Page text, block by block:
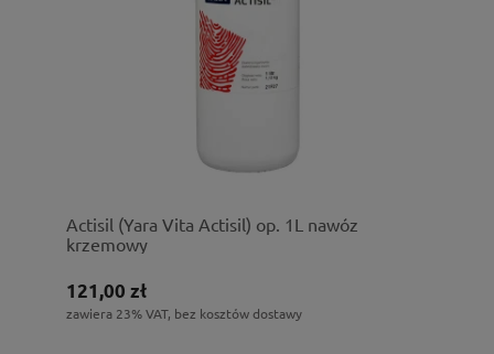
Actisil (Yara Vita Actisil) op. 1L nawóz
krzemowy
121,00 zł
zawiera 23% VAT, bez kosztów dostawy